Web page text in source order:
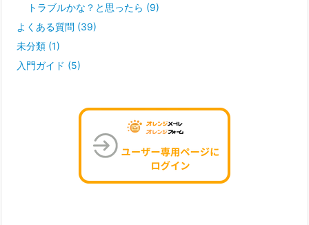
トラブルかな？と思ったら (9)
よくある質問 (39)
未分類 (1)
入門ガイド (5)